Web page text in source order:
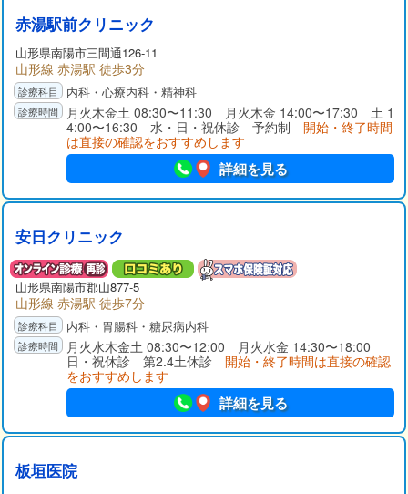
赤湯駅前クリニック
山形県南陽市三間通126-11
山形線 赤湯駅 徒歩3分
内科・心療内科・精神科
月火木金土 08:30〜11:30 月火木金 14:00〜17:30 土 1
4:00〜16:30 水・日・祝休診 予約制 開始・終了時間
は直接の確認をおすすめします
詳細を見る
安日クリニック
山形県南陽市郡山877-5
山形線 赤湯駅 徒歩7分
内科・胃腸科・糖尿病内科
月火水木金土 08:30〜12:00 月火水金 14:30〜18:00
日・祝休診 第2.4土休診 開始・終了時間は直接の確認
をおすすめします
詳細を見る
板垣医院